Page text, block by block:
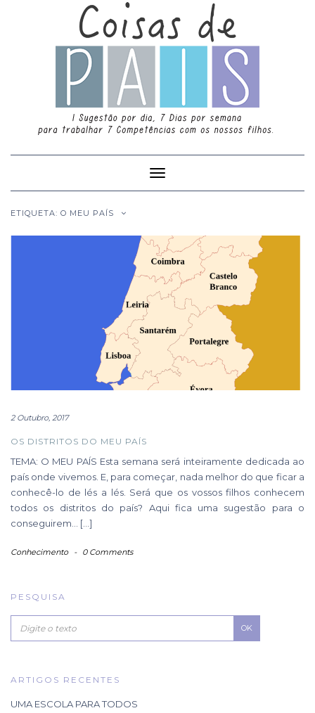
Toggle
Navigation
ETIQUETA: O MEU PAÍS
2 Outubro, 2017
OS DISTRITOS DO MEU PAÍS
TEMA: O MEU PAÍS Esta semana será inteiramente dedicada ao
país onde vivemos. E, para começar, nada melhor do que ficar a
conhecê-lo de lés a lés. Será que os vossos filhos conhecem
todos os distritos do país? Aqui fica uma sugestão para o
conseguirem… […]
Conhecimento - 0 Comments
PESQUISA
OK
ARTIGOS RECENTES
UMA ESCOLA PARA TODOS